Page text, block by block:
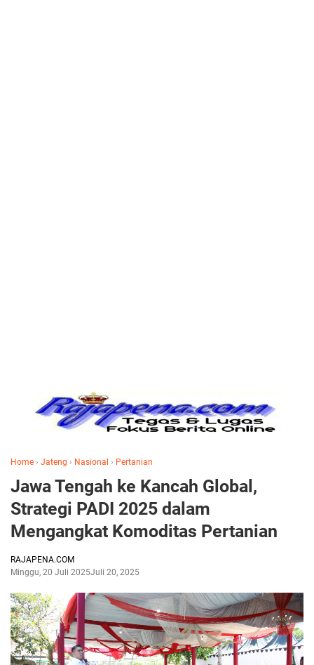
Home › Jateng › Nasional › Pertanian
Jawa Tengah ke Kancah Global,
Strategi PADI 2025 dalam
Mengangkat Komoditas Pertanian
RAJAPENA.COM
Minggu, 20 Juli 2025Juli 20, 2025